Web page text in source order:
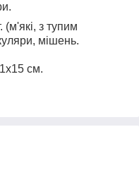
(м'які, з тупим
мішень.
см.